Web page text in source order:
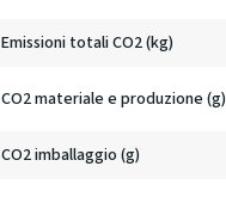
Emissioni totali CO2 (kg)
CO2 materiale e produzione (g)
CO2 imballaggio (g)